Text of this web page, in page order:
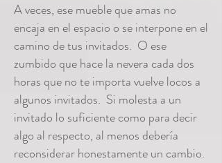
A veces, ese mueble que amas no
encaja en el espacio o se interpone en el
camino de tus invitados. O ese
zumbido que hace la nevera cada dos
horas que no te importa vuelve locos a
algunos invitados. Si molesta a un
invitado lo suficiente como para decir
algo al respecto, al menos debería
reconsiderar honestamente un cambio.